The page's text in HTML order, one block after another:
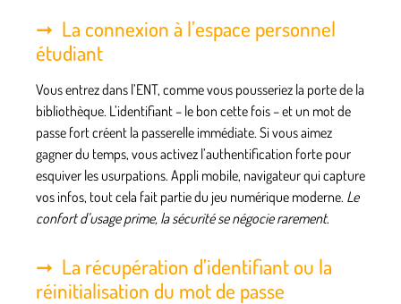
La connexion à l’espace personnel
étudiant
Vous entrez dans l’ENT, comme vous pousseriez la porte de la
bibliothèque. L’identifiant – le bon cette fois – et un mot de
passe fort créent la passerelle immédiate. Si vous aimez
gagner du temps, vous activez l’authentification forte pour
esquiver les usurpations. Appli mobile, navigateur qui capture
vos infos, tout cela fait partie du jeu numérique moderne. Le
confort d’usage prime, la sécurité se négocie rarement.
La récupération d’identifiant ou la
réinitialisation du mot de passe